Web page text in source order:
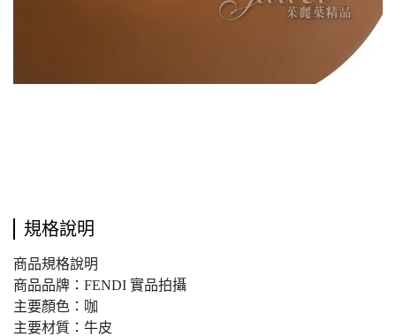
規格說明
商品規格說明
商品品牌：FENDI 實品拍攝
主要顏色：咖
主要材質：牛皮